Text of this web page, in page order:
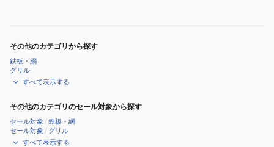
その他のカテゴリから探す
鉄板・網
グリル
すべて表示する
その他のカテゴリのセール対象から探す
セール対象 /鉄板・網
セール対象 / グリル
すべて表示する